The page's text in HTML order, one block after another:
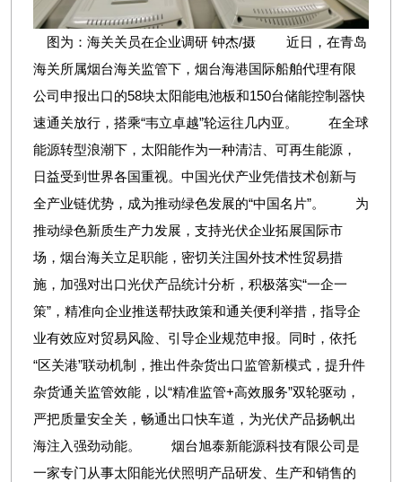
图为：海关关员在企业调研 钟杰/摄 近日，在青岛
海关所属烟台海关监管下，烟台海港国际船舶代理有限
公司申报出口的58块太阳能电池板和150台储能控制器快
速通关放行，搭乘“韦立卓越”轮运往几内亚。 在全球
能源转型浪潮下，太阳能作为一种清洁、可再生能源，
日益受到世界各国重视。中国光伏产业凭借技术创新与
全产业链优势，成为推动绿色发展的“中国名片”。 为
推动绿色新质生产力发展，支持光伏企业拓展国际市
场，烟台海关立足职能，密切关注国外技术性贸易措
施，加强对出口光伏产品统计分析，积极落实“一企一
策”，精准向企业推送帮扶政策和通关便利举措，指导企
业有效应对贸易风险、引导企业规范申报。同时，依托
“区关港”联动机制，推出件杂货出口监管新模式，提升件
杂货通关监管效能，以“精准监管+高效服务”双轮驱动，
严把质量安全关，畅通出口快车道，为光伏产品扬帆出
海注入强劲动能。 烟台旭泰新能源科技有限公司是
一家专门从事太阳能光伏照明产品研发、生产和销售的